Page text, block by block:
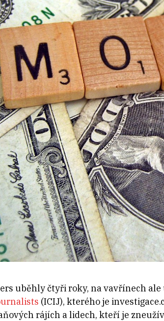
uběhly čtyři roky, na vavřínech
(ICIJ), kterého je
rájích a lidech, kteří je